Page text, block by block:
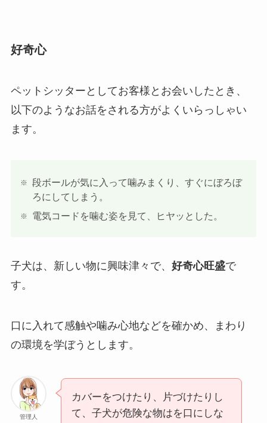
好奇心
ペットシッターとしてお客様とお会いしたとき、
以下のようなお話をされる方がよくいらっしゃい
ます。
段ボールが気に入って噛みまくり、すぐにぼろぼ
ろにしてしまう。
電気コードを噛む姿を見て、ヒヤッとした。
子犬は、新しい物に興味津々で、 好奇心旺盛で
す。
口に入れて感触や噛み心地などを確かめ、まわり
の環境を学ぼうとします。
管理人
カバーをつけたり、片づけたりし
て、子犬が危険な物はを口にしな